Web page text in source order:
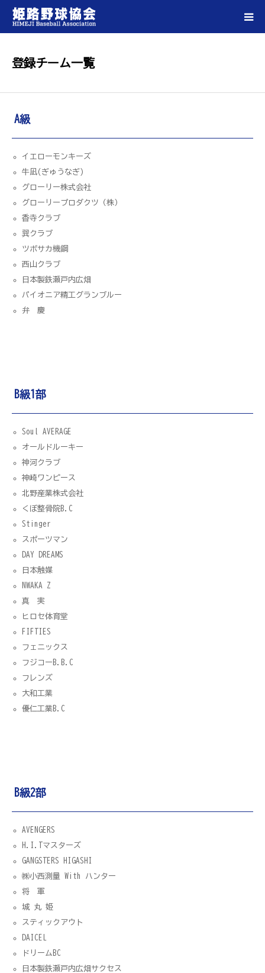
登録チーム一覧
A級
イエローモンキーズ
牛凪(ぎゅうなぎ)
グローリー株式会社
グローリープロダクツ（株）
香寺クラブ
巽クラブ
ツボサカ機鋼
西山クラブ
日本製鉄瀬戸内広畑
パイオニア精工グランブルー
弁 慶
B級1部
Soul AVERAGE
オールドルーキー
神河クラブ
神崎ワンピース
北野産業株式会社
くぼ整骨院B.C
Stinger
スポーツマン
DAY DREAMS
日本触媒
NWAKA Z
真 実
ヒロセ体育堂
FIFTIES
フェニックス
フジコーB.B.C
フレンズ
大和工業
優仁工業B.C
B級2部
AVENGERS
H.I.Tマスターズ
GANGSTERS HIGASHI
㈱小西測量 With ハンター
将 軍
城 丸 姫
スティックアウト
DAICEL
ドリームBC
日本製鉄瀬戸内広畑サクセス
試合会場一覧
各種ダウンロード
お問い合わせ